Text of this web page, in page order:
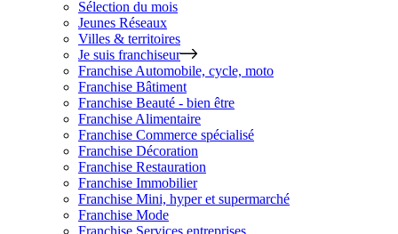
Sélection du mois
Jeunes Réseaux
Villes & territoires
Je suis franchiseur
Franchise Automobile, cycle, moto
Franchise Bâtiment
Franchise Beauté - bien être
Franchise Alimentaire
Franchise Commerce spécialisé
Franchise Décoration
Franchise Restauration
Franchise Immobilier
Franchise Mini, hyper et supermarché
Franchise Mode
Franchise Services entreprises